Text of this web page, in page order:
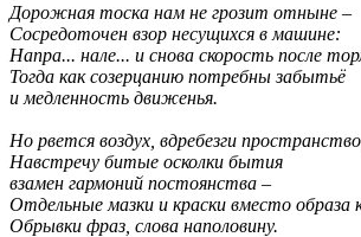
Дорожная тоска нам не грозит отныне –
Сосредоточен взор несущихся в машине:
Напра... нале... и снова скорость после
Тогда как созерцанию потребны забытьё
и медленность движенья.
Но рвется воздух, вдребезги пространство,
Навстречу битые осколки бытия
взамен гармоний постоянства –
Отдельные мазки и краски вместо образа
Обрывки фраз, слова наполовину.